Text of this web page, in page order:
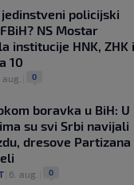
jedinstveni policijski
NS Mostar
institucije HNK, ZHK i
10
aug. 0
boravka u BiH: U
su svi Srbi navijali
dresove Partizana
| 6. aug. 0